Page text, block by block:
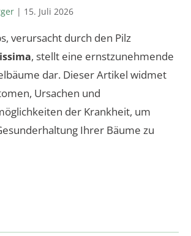
| 15. Juli 2026
verursacht durch den Pilz
, stellt eine ernstzunehmende
dar. Dieser Artikel widmet
Ursachen und
der Krankheit, um
Ihrer Bäume zu